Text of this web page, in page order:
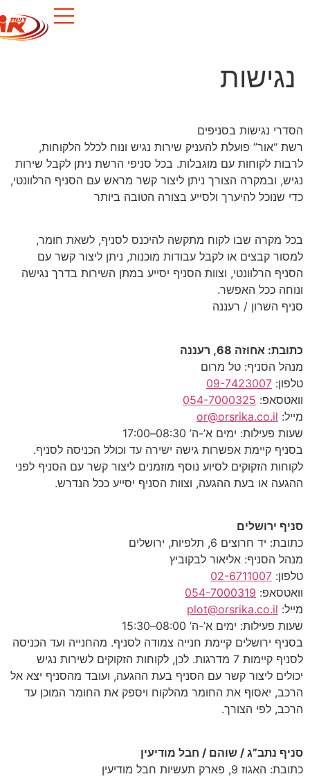
נגישות בסניפים
“אור” פועלת להעניק שירות נגיש ונוח לכלל הלקוחות,
לקוחות עם מוגבלות. בכל סניפי הרשת ניתן לקבל שירות
ובמקרה הצורך ניתן ליצור קשר מראש עם הסניף הרלוונטי,
שנוכל להיערך ולסייע בצורה הטובה ביותר
מקרה שבו לקוח מתקשה להיכנס לסניף, לשאת חומר,
קבצים או לקבל עבודות מוכנות, ניתן ליצור קשר עם
הרלוונטי, וצוות הסניף יסייע במתן השירות בדרך נגישה
ככל האפשר.
השרון / רעננה
אחוזה 68, רעננה
הסניף: טל מרום
09-7423007
054-7000325
or@orsrika.co.il
ימים א’-ה’ 08:30–17:00
קיימת אפשרות גישה ישירה עד וכולל הכניסה לסניף.
הזקוקים לסיוע נוסף מוזמנים ליצור קשר עם הסניף לפני
או בעת ההגעה, וצוות הסניף יסייע ככל הנדרש.
ירושלים
חרוצים 6, תלפיות, ירושלים
הסניף: אליאור לבקוביץ
02-6711007
054-7000319
plot@orsrika.co.il
ימים א’-ה’ 08:00–15:30
ירושלים קיימת חנייה צמודה לסניף. מהחנייה ועד הכניסה
לסניף קיימות 7 מדרגות. לכן, לקוחות הזקוקים לשירות נגיש
ליצור קשר עם הסניף בעת ההגעה, ועובד מהסניף יצא אל
יאסוף את החומר מהלקוח ויספק את החומר המוכן עד
לפי הצורך.
נתב”ג / שוהם / חבל מודיעין
9, פארק תעשיות חבל מודיעין